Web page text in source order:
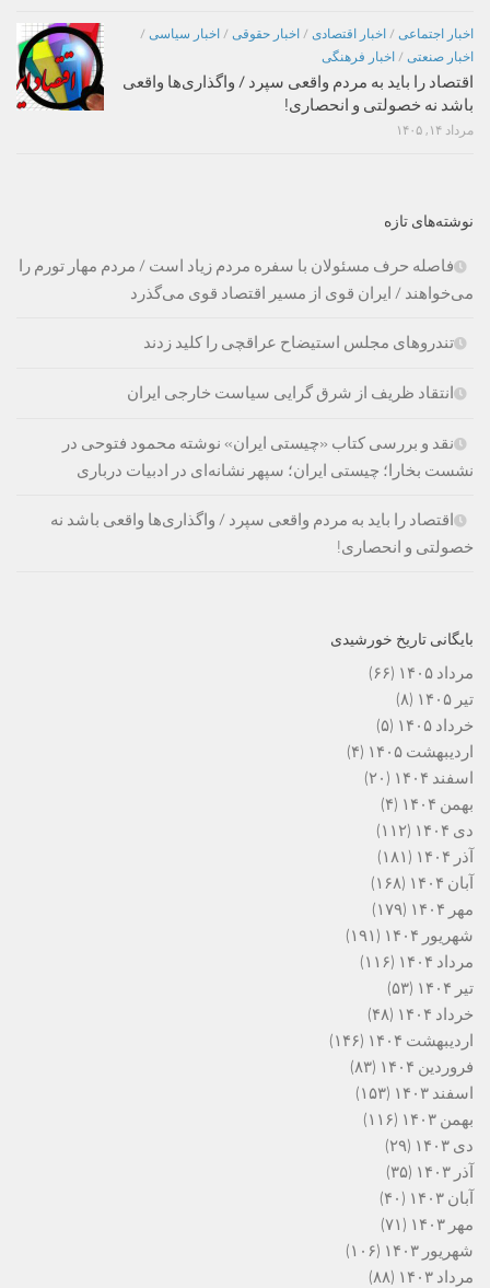
اخبار اجتماعی / اخبار اقتصادی / اخبار حقوقی / اخبار سیاسی /
اخبار صنعتی / اخبار فرهنگی
اقتصاد را باید به مردم واقعی سپرد / واگذاری‌ها واقعی
باشد نه خصولتی و انحصاری!
مرداد ۱۴, ۱۴۰۵
نوشته‌های تازه
فاصله حرف مسئولان با سفره مردم زیاد است / مردم مهار تورم را
می‌خواهند / ایران قوی از مسیر اقتصاد قوی می‌گذرد
تندروهای مجلس استیضاح عراقچی را کلید زدند
انتقاد ظریف از شرق گرایی سیاست خارجی ایران
نقد و بررسی کتاب «چیستی ایران» نوشته محمود فتوحی در
نشست بخارا؛ چیستی ایران؛ سپهر نشانه‌ای در ادبیات درباری
اقتصاد را باید به مردم واقعی سپرد / واگذاری‌ها واقعی باشد نه
خصولتی و انحصاری!
بایگانی تاریخ خورشیدی
مرداد ۱۴۰۵
(۶۶)
تیر ۱۴۰۵
(۸)
خرداد ۱۴۰۵
(۵)
اردیبهشت ۱۴۰۵
(۴)
اسفند ۱۴۰۴
(۲۰)
بهمن ۱۴۰۴
(۴)
دی ۱۴۰۴
(۱۱۲)
آذر ۱۴۰۴
(۱۸۱)
آبان ۱۴۰۴
(۱۶۸)
مهر ۱۴۰۴
(۱۷۹)
شهریور ۱۴۰۴
(۱۹۱)
مرداد ۱۴۰۴
(۱۱۶)
تیر ۱۴۰۴
(۵۳)
خرداد ۱۴۰۴
(۴۸)
اردیبهشت ۱۴۰۴
(۱۴۶)
فروردین ۱۴۰۴
(۸۳)
اسفند ۱۴۰۳
(۱۵۳)
بهمن ۱۴۰۳
(۱۱۶)
دی ۱۴۰۳
(۲۹)
آذر ۱۴۰۳
(۳۵)
آبان ۱۴۰۳
(۴۰)
مهر ۱۴۰۳
(۷۱)
شهریور ۱۴۰۳
(۱۰۶)
مرداد ۱۴۰۳
(۸۸)